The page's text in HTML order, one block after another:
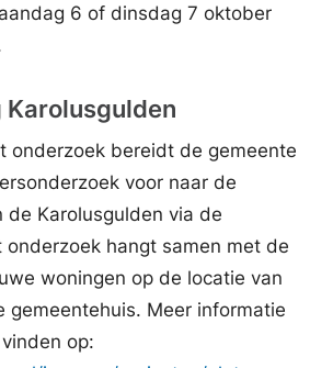
6 of dinsdag 7 oktober
onderzoek bereidt de gemeente
voor naar de
de Karolusgulden via de
onderzoek hangt samen met de
woningen op de locatie van
gemeentehuis. Meer informatie
op: